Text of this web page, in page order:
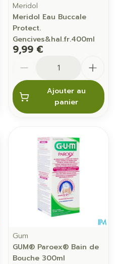
Meridol
Meridol Eau Buccale
Protect.
Gencives&hal.fr.400ml
9,99 €
Ajouter au
panier
Gum
GUM® Paroex® Bain de
Bouche 300ml